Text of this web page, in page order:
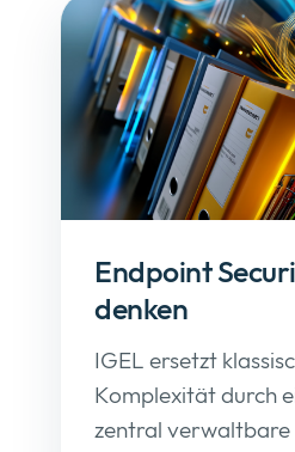
Endpoint
denken
IGEL ersetzt
Komplexität durch
zentral